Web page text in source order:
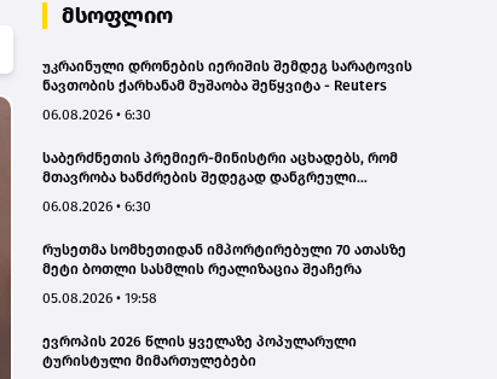
მსოფლიო
უკრაინული დრონების იერიშის შემდეგ სარატოვის
ნავთობის ქარხანამ მუშაობა შეწყვიტა - Reuters
06.08.2026 • 6:30
საბერძნეთის პრემიერ-მინისტრი აცხადებს, რომ
მთავრობა ხანძრების შედეგად დანგრეული
იმოქმედებს
06.08.2026 • 6:30
რუსეთმა სომხეთიდან იმპორტირებული 70 ათასზე
მეტი ბოთლი სასმლის რეალიზაცია შეაჩერა
05.08.2026 • 19:58
ევროპის 2026 წლის ყველაზე პოპულარული
ტურისტული მიმართულებები